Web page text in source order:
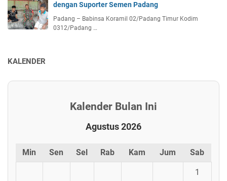
dengan Suporter Semen Padang
Padang – Babinsa Koramil 02/Padang Timur Kodim
0312/Padang …
KALENDER
Kalender Bulan Ini
Agustus 2026
Min Sen Sel Rab Kam Jum Sab
1